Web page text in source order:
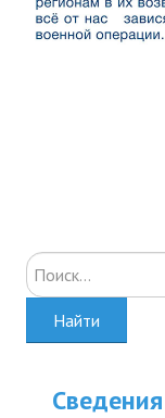
Искать...
Найти